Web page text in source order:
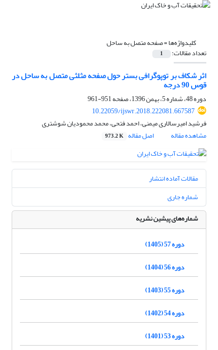
کلیدواژه‌ها =صفحه‌ متصل به ساحل
تعداد مقالات: 1
اثر شکاف بر توپوگرافی بستر حول صفحه‌ مثلثی متصل به ساحل در
قوس 90 درجه
دوره 48، شماره 5، بهمن 1396، صفحه
951-961
10.22059/ijswr.2018.222081.667587
فرشید امیرسالاری میمنی، احمد فتحی، محمد محمودیان شوشتری
مشاهده مقاله
اصل مقاله 973.2 K
مقالات آماده انتشار
شماره جاری
شماره‌های پیشین نشریه
دوره 57 (1405)
دوره 56 (1404)
دوره 55 (1403)
دوره 54 (1402)
دوره 53 (1401)